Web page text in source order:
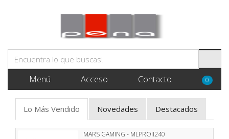
Menú Acceso Contacto 0
Lo Más Vendido Novedades Destacados
MARS GAMING - MLPROII240